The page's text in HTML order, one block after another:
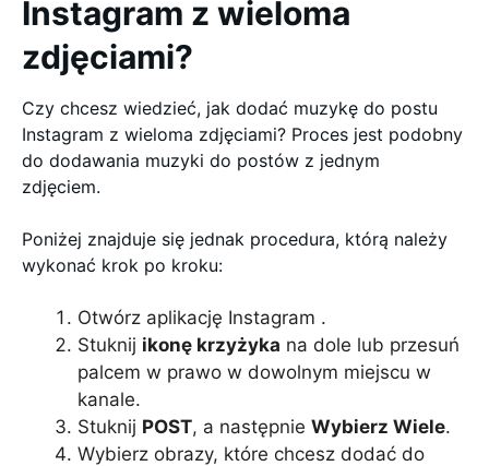
Instagram z wieloma
zdjęciami?
Czy chcesz wiedzieć, jak dodać muzykę do postu
Instagram z wieloma zdjęciami? Proces jest podobny
do dodawania muzyki do postów z jednym
zdjęciem.
Poniżej znajduje się jednak procedura, którą należy
wykonać krok po kroku:
Otwórz aplikację Instagram .
Stuknij ikonę krzyżyka na dole lub przesuń
palcem w prawo w dowolnym miejscu w
kanale.
Stuknij POST, a następnie Wybierz Wiele.
Wybierz obrazy, które chcesz dodać do